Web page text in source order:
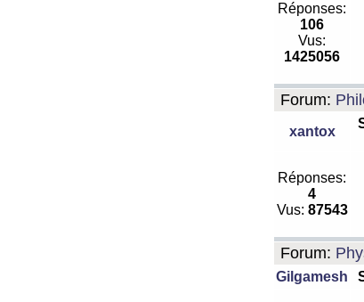
Réponses:
106
Vus:
1425056
Forum:
xantox
Réponses:
4
Vus: 87543
Forum:
Gilgamesh